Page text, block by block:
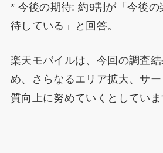
* 今後の期待: 約9割が「今後の
待している」と回答。
楽天モバイルは、今回の調査
め、さらなるエリア拡大、サ
質向上に努めていくとしていま